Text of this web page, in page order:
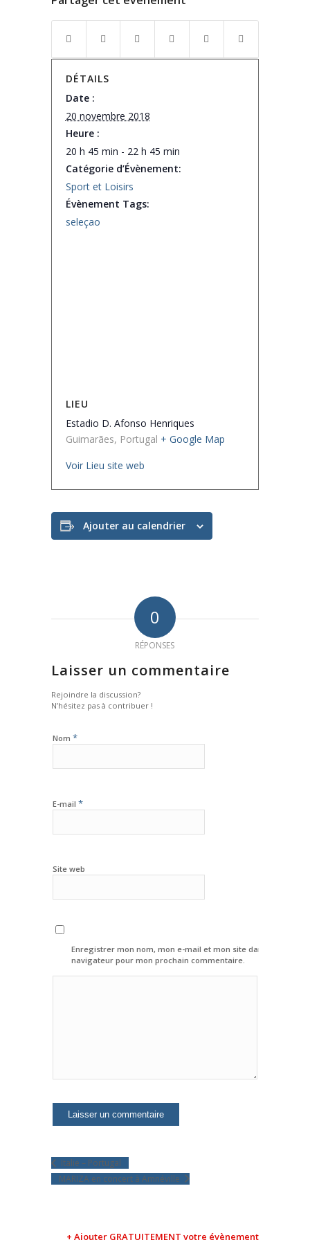
DÉTAILS
Date :
20 novembre 2018
Heure :
20 h 45 min - 22 h 45 min
Catégorie d’Évènement:
Sport et Loisirs
Évènement Tags:
seleçao
LIEU
Estadio D. Afonso Henriques
Guimarães, Portugal + Google Map
Voir Lieu site web
Ajouter au calendrier
0
RÉPONSES
Laisser un commentaire
Rejoindre la discussion?
N’hésitez pas à contribuer !
Nom *
E-mail *
Site web
Enregistrer mon nom, mon e-mail et mon site dans le
navigateur pour mon prochain commentaire.
Italie – Portugal
MARIZA en concert à Amnéville
+ Ajouter GRATUITEMENT votre évènement